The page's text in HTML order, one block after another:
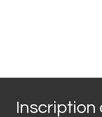
Inscription